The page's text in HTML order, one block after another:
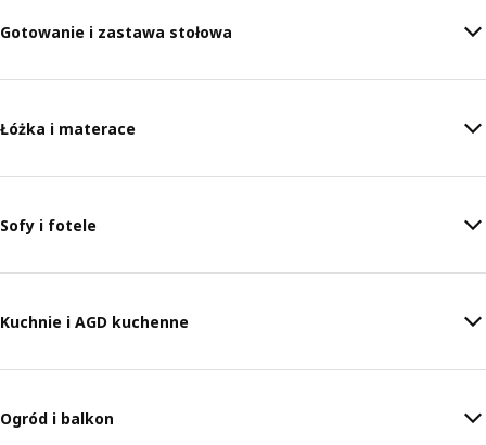
Gotowanie i zastawa stołowa
Łóżka i materace
Sofy i fotele
Kuchnie i AGD kuchenne
Ogród i balkon